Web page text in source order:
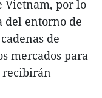
Vietnam, por lo
del entorno de
de
mercados para
recibirán